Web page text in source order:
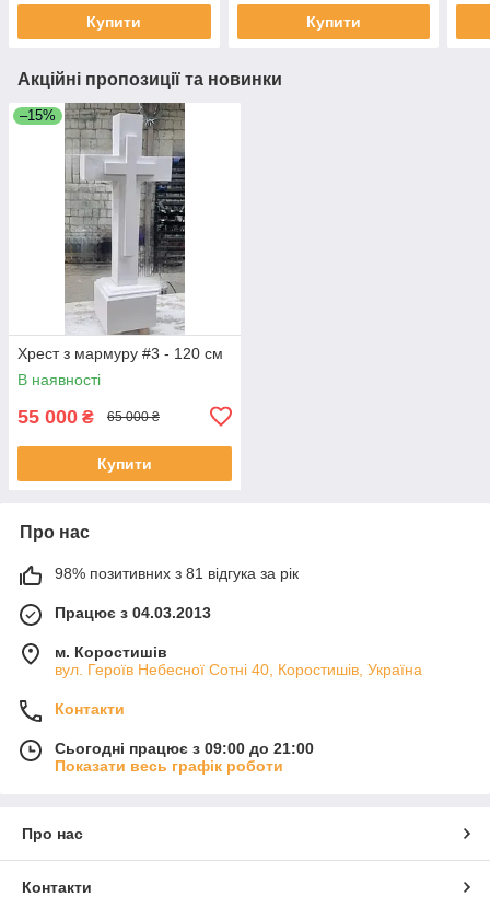
Купити Купити
Акційні пропозиції та новинки
–15%
Хрест з мармуру #3 - 120 см
В наявності
55 000 ₴ 65 000 ₴
Купити
Про нас
98% позитивних з 81 відгука за рік
Працює з 04.03.2013
м. Коростишів
вул. Героїв Небесної Сотні 40, Коростишів, Україна
Контакти
Сьогодні працює з 09:00 до 21:00
Показати весь графік роботи
Про нас
Контакти